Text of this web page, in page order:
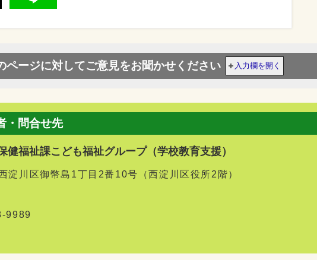
ページに対してご意見をお聞かせください 入力欄を開く
・問合せ先
健福祉課こども福祉グループ（学校教育支援）
川区御幣島1丁目2番10号（西淀川区役所2階）
9989